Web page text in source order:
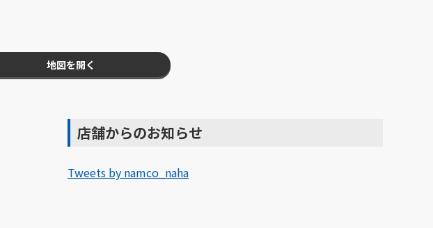
地図を開く
店舗からのお知らせ
Tweets by namco_naha